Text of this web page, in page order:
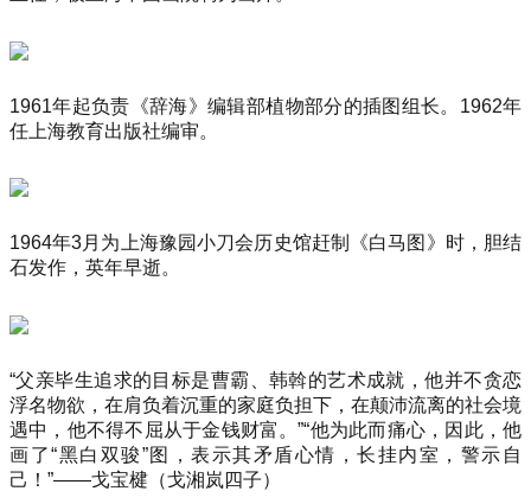
1961年起负责《辞海》编辑部植物部分的插图组长。1962年
任上海教育出版社编审。
1964年3月为上海豫园小刀会历史馆赶制《白马图》时，胆结
石发作，英年早逝。
“父亲毕生追求的目标是曹霸、韩斡的艺术成就，他并不贪恋
浮名物欲，在肩负着沉重的家庭负担下，在颠沛流离的社会境
遇中，他不得不屈从于金钱财富。”“他为此而痛心，因此，他
画了“黑白双骏”图，表示其矛盾心情，长挂内室，警示自
己！”——戈宝楗（戈湘岚四子）